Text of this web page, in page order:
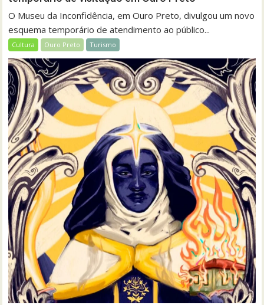
O Museu da Inconfidência, em Ouro Preto, divulgou um novo
esquema temporário de atendimento ao público...
Cultura Ouro Preto Turismo